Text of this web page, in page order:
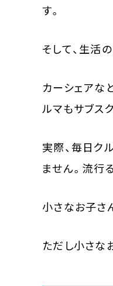
す。
そして、生活
カーシェアな
ルマもサブス
実際、毎日ク
ません。流行
小さなお子さ
ただし小さな